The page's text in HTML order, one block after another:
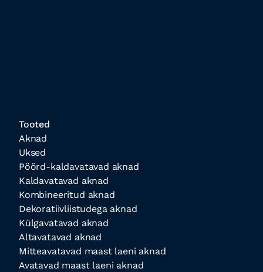
Tooted
Aknad
Uksed
Pöörd-kaldavatavad aknad
Kaldavatavad aknad
Kombineeritud aknad
Dekoratiivliistudega aknad
Külgavatavad aknad
Altavatavad aknad
Mitteavatavad maast laeni aknad
Avatavad maast laeni aknad